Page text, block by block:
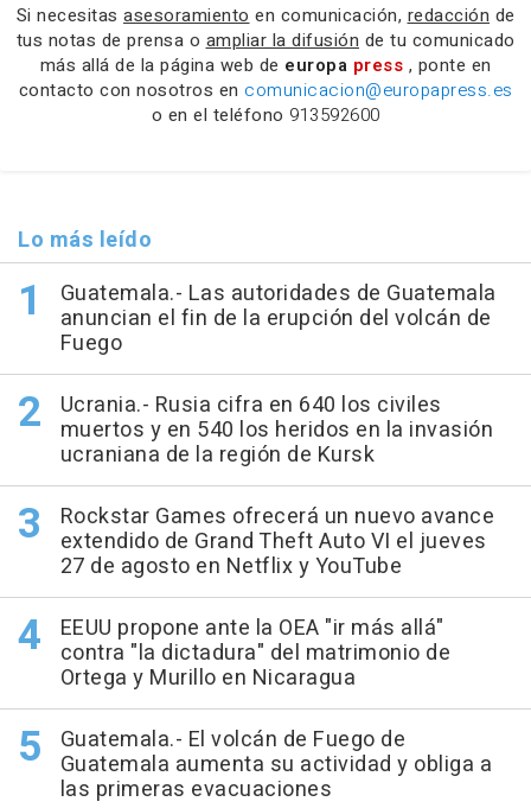
Si necesitas asesoramiento en comunicación, redacción de
tus notas de prensa o ampliar la difusión de tu comunicado
más allá de la página web de europa press , ponte en
contacto con nosotros en comunicacion@europapress.es
o en el teléfono 913592600
Lo más leído
Guatemala.- Las autoridades de Guatemala
anuncian el fin de la erupción del volcán de
Fuego
Ucrania.- Rusia cifra en 640 los civiles
muertos y en 540 los heridos en la invasión
ucraniana de la región de Kursk
Rockstar Games ofrecerá un nuevo avance
extendido de Grand Theft Auto VI el jueves
27 de agosto en Netflix y YouTube
EEUU propone ante la OEA "ir más allá"
contra "la dictadura" del matrimonio de
Ortega y Murillo en Nicaragua
Guatemala.- El volcán de Fuego de
Guatemala aumenta su actividad y obliga a
las primeras evacuaciones